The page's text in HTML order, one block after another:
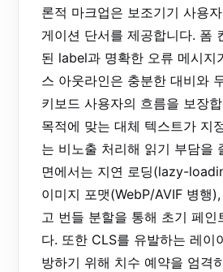
론적 마크업은 보조기기 사용
게이션 단서를 제공합니다. 폼
된 label과 명확한 오류 메시지
스 아웃라인은 충분한 대비와
키보드 사용자의 흐름을 보장
목적에 맞는 대체 텍스트가 지
는 비노출 처리해 읽기 부담을
면에서는 지연 로딩(lazy-
이미지 포맷(WebP/AVIF 병행
고 번들 분할을 통해 초기 페인
다. 또한 CLS를 유발하는 레이
방하기 위해 치수 예약을 엄격